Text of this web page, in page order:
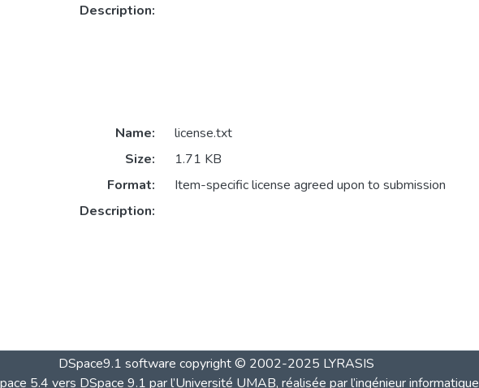
Description:
Name:
license.txt
Size:
1.71 KB
Format:
Item-specific license agreed upon to submission
Description:
DSpace9.1 software copyright © 2002-2025 LYRASIS
5.4 vers DSpace 9.1 par l’Université UMAB, réalisée par l’ingénieur informatique